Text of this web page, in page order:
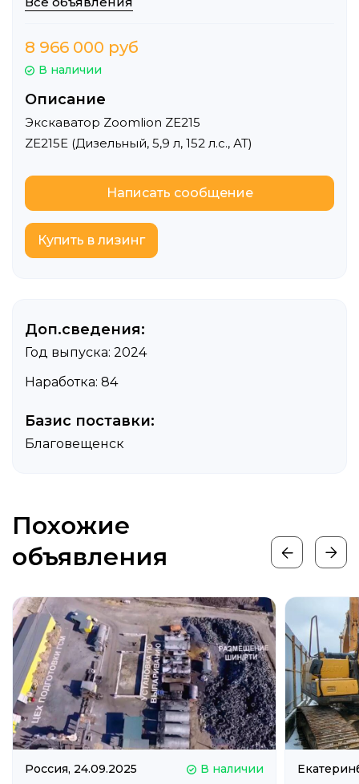
8 966 000 руб
В наличии
Описание
Экскаватор Zoomlion ZE215
ZE215E (Дизельный, 5,9 л, 152 л.с., АТ)
Написать сообщение
Купить в лизинг
Детали объявления
Доп.сведения:
Год выпуска: 2024
Наработка: 84
Базис поставки:
Благовещенск
Похожие
объявления
Россия, 24.09.2025 В наличии